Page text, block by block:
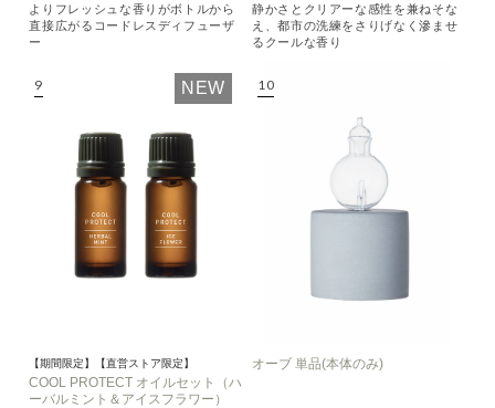
よりフレッシュな香りがボトルから
直接広がるコードレスディフューザ
ー
静かさとクリアーな感性を兼ねそな
え、都市の洗練をさりげなく滲ませ
るクールな香り
NEW
【期間限定】【直営ストア限定】
COOL PROTECT オイルセット（ハ
ーバルミント＆アイスフラワー）
オーブ 単品(本体のみ)